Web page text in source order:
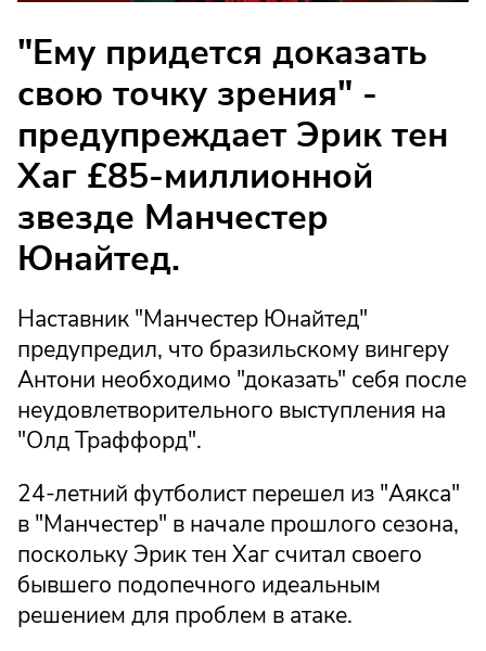
"Ему придется доказать
свою точку зрения" -
предупреждает Эрик тен
Хаг £85-миллионной
звезде Манчестер
Юнайтед.
Наставник "Манчестер Юнайтед"
предупредил, что бразильскому вингеру
Антони необходимо "доказать" себя после
неудовлетворительного выступления на
"Олд Траффорд".
24-летний футболист перешел из "Аякса"
в "Манчестер" в начале прошлого сезона,
поскольку Эрик тен Хаг считал своего
бывшего подопечного идеальным
решением для проблем в атаке.